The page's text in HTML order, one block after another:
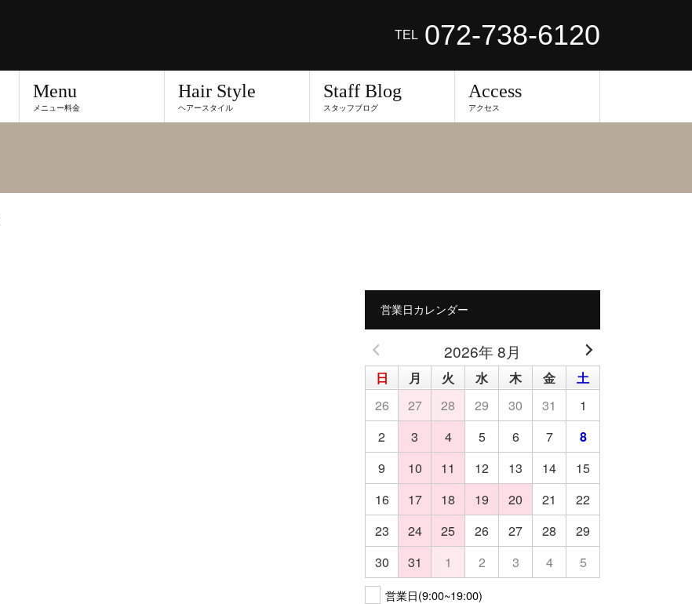
TEL 072-738-6120
Menu
メニュー料金
Hair Style
ヘアースタイル
Staff Blog
スタッフブログ
Access
アクセス
営業日カレンダー
2026年 8月
日 月 火 水 木 金
土
26
27 28 29 30 31
1
2
3 4 5 6 7
8
9
10 11 12 13 14
15
16
17 18 19 20 21
22
23
24 25 26 27 28
29
30
31 1 2 3 4 5
営業日(9:00~19:00)